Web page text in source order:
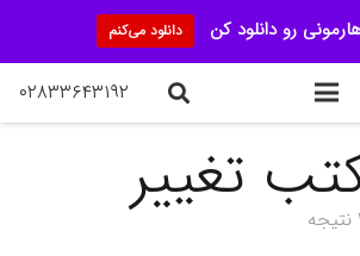
۰۲۸۳۳۶۴۳۱۹۲
تغییر
رو دانلود کن دانلود می‌کنم